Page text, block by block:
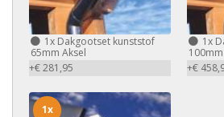
1x Dakgootset kunststof
65mm Aksel
+€ 281,95
1x
+€
1x